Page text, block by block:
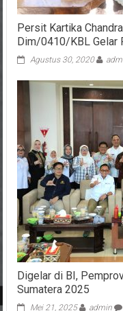
Persit Kartika Chandra
Dim/0410/KBL Gelar
Agustus 30, 2020
Digelar di BI,
Sumatera 2025
Mei 21, 2025 admin